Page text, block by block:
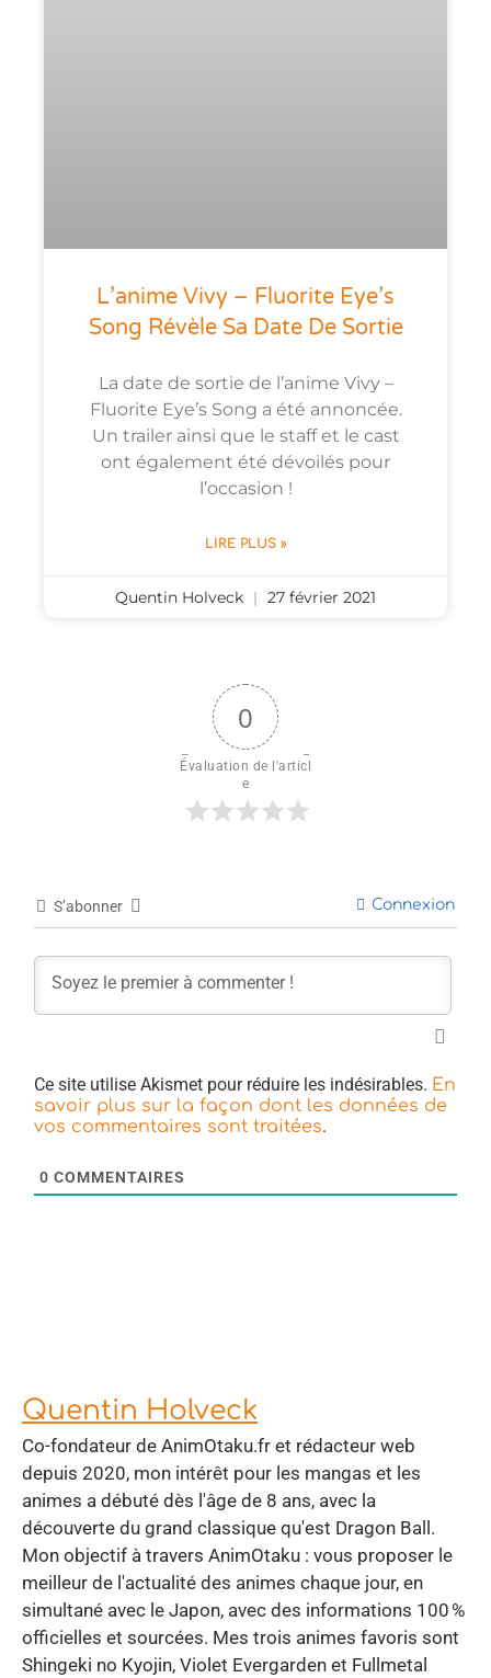
L’anime Vivy – Fluorite Eye’s
Song Révèle Sa Date De Sortie
La date de sortie de l’anime Vivy –
Fluorite Eye’s Song a été annoncée.
Un trailer ainsi que le staff et le cast
ont également été dévoilés pour
l’occasion !
LIRE PLUS »
Quentin Holveck 27 février 2021
0
Évaluation de l'articl
e
S’abonner Connexion
Ce site utilise Akismet pour réduire les indésirables. En
savoir plus sur la façon dont les données de
vos commentaires sont traitées.
0 COMMENTAIRES
Quentin Holveck
Co-fondateur de AnimOtaku.fr et rédacteur web
depuis 2020, mon intérêt pour les mangas et les
animes a débuté dès l'âge de 8 ans, avec la
découverte du grand classique qu'est Dragon Ball.
Mon objectif à travers AnimOtaku : vous proposer le
meilleur de l'actualité des animes chaque jour, en
simultané avec le Japon, avec des informations 100 %
officielles et sourcées. Mes trois animes favoris sont
Shingeki no Kyojin, Violet Evergarden et Fullmetal